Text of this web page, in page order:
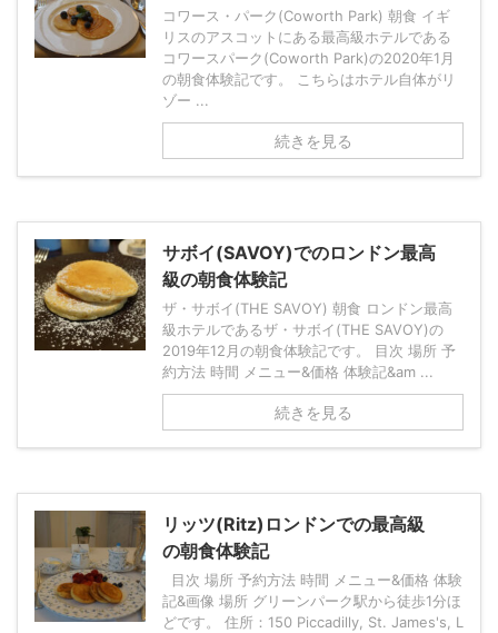
コワース・パーク(Coworth Park) 朝食 イギ
リスのアスコットにある最高級ホテルである
コワースパーク(Coworth Park)の2020年1月
の朝食体験記です。 こちらはホテル自体がリ
ゾー ...
続きを見る
サボイ(SAVOY)でのロンドン最高
級の朝食体験記
ザ・サボイ(THE SAVOY) 朝食 ロンドン最高
級ホテルであるザ・サボイ(THE SAVOY)の
2019年12月の朝食体験記です。 目次 場所 予
約方法 時間 メニュー&価格 体験記&am ...
続きを見る
リッツ(Ritz)ロンドンでの最高級
の朝食体験記
目次 場所 予約方法 時間 メニュー&価格 体験
記&画像 場所 グリーンパーク駅から徒歩1分ほ
どです。 住所：150 Piccadilly, St. James's, L